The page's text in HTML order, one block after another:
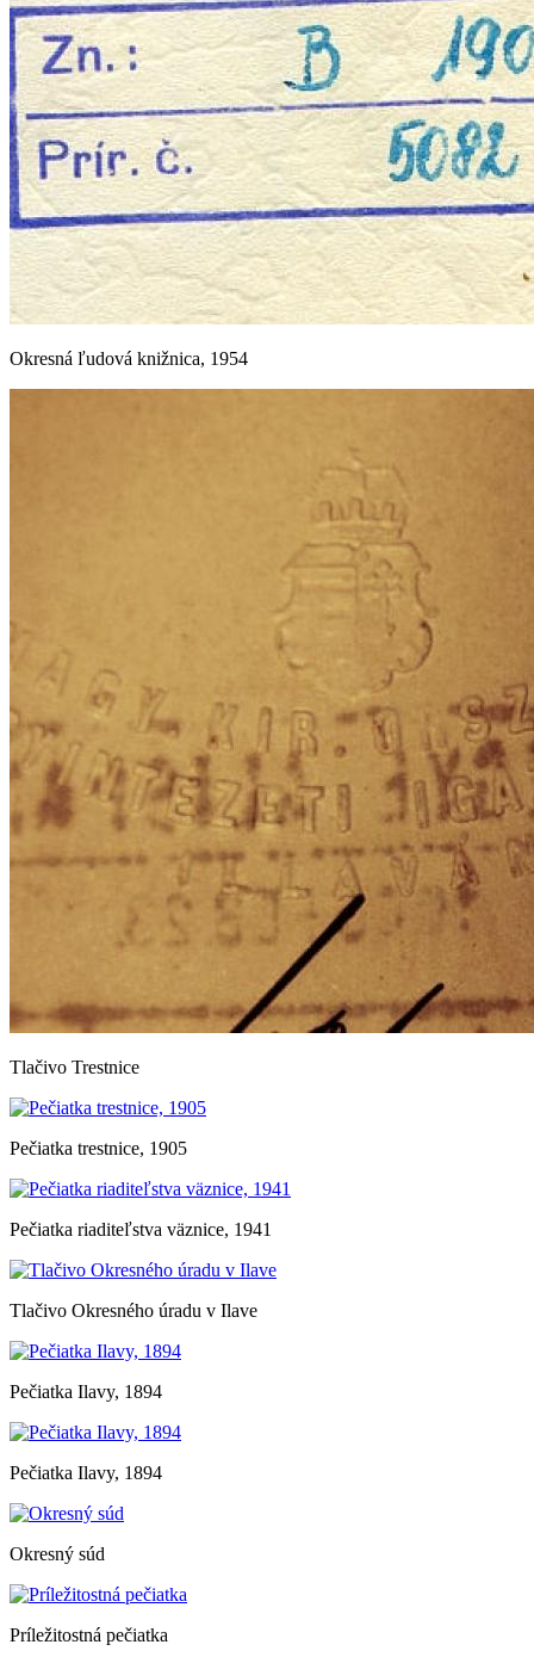
Okresná ľudová knižnica, 1954
Tlačivo Trestnice
Pečiatka trestnice, 1905
Pečiatka riaditeľstva väznice, 1941
Tlačivo Okresného úradu v Ilave
Pečiatka Ilavy, 1894
Pečiatka Ilavy, 1894
Okresný súd
Príležitostná pečiatka